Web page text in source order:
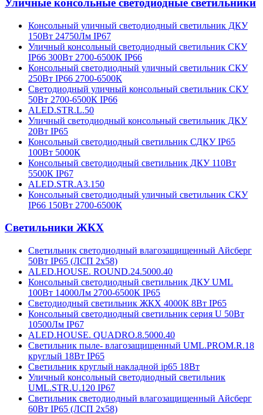
Уличные консольные светодиодные светильники
Консольный уличный светодиодный светильник ДКУ
150Вт 24750Лм IP67
Уличный консольный светодиодный светильник СКУ
IP66 300Вт 2700-6500К IP66
Консольный светодиодный уличный светильник СКУ
250Вт IP66 2700-6500К
Светодиодный уличный консольный светильник СКУ
50Вт 2700-6500К IP66
ALED.STR.L.50
Уличный светодиодный консольный светильник ДКУ
20Вт IP65
Консольный светодиодный светильник СДКУ IP65
100Вт 5000К
Консольный светодиодный светильник ДКУ 110Вт
5500К IP67
ALED.STR.A3.150
Консольный светодиодный уличный светильник СКУ
IP66 150Вт 2700-6500К
Cветильники ЖКХ
Светильник светодиодный влагозащищенный Айсберг
50Вт IP65 (ЛСП 2х58)
ALED.HOUSE. ROUND.24.5000.40
Консольный светодиодный светильник ДКУ UML
100Вт 14000Лм 2700-6500К IP65
Светодиодный светильник ЖКХ 4000К 8Вт IP65
Консольный светодиодный светильник серия U 50Вт
10500Лм IP67
ALED.HOUSE. QUADRO.8.5000.40
Светильник пыле- влагозащищенный UML.PROM.R.18
круглый 18Вт IP65
Светильник круглый накладной ip65 18Вт
Уличный консольный светодиодный светильник
UML.STR.U.120 IP67
Светильник светодиодный влагозащищенный Айсберг
60Вт IP65 (ЛСП 2х58)